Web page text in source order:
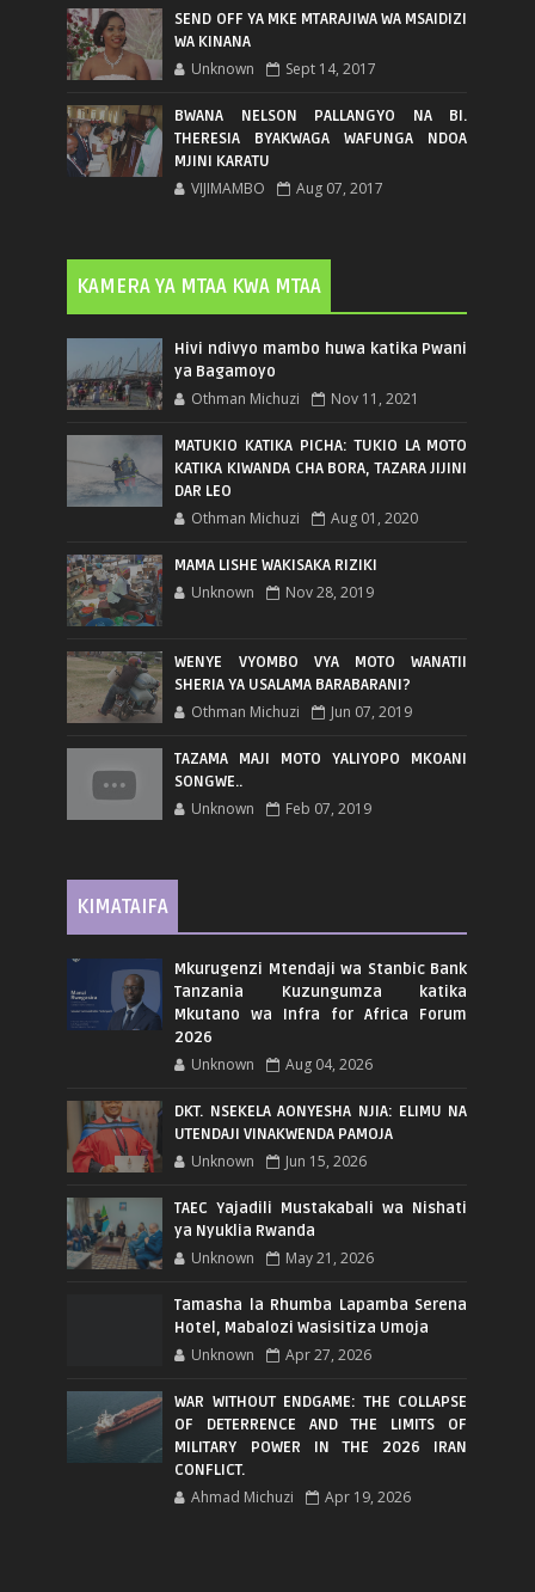
SEND OFF YA MKE MTARAJIWA WA MSAIDIZI
WA KINANA
Unknown Sept 14, 2017
BWANA NELSON PALLANGYO NA BI.
THERESIA BYAKWAGA WAFUNGA NDOA
MJINI KARATU
VIJIMAMBO Aug 07, 2017
KAMERA YA MTAA KWA MTAA
Hivi ndivyo mambo huwa katika Pwani
ya Bagamoyo
Othman Michuzi Nov 11, 2021
MATUKIO KATIKA PICHA: TUKIO LA MOTO
KATIKA KIWANDA CHA BORA, TAZARA JIJINI
DAR LEO
Othman Michuzi Aug 01, 2020
MAMA LISHE WAKISAKA RIZIKI
Unknown Nov 28, 2019
WENYE VYOMBO VYA MOTO WANATII
SHERIA YA USALAMA BARABARANI?
Othman Michuzi Jun 07, 2019
TAZAMA MAJI MOTO YALIYOPO MKOANI
SONGWE..
Unknown Feb 07, 2019
KIMATAIFA
Mkurugenzi Mtendaji wa Stanbic Bank
Tanzania Kuzungumza katika
Mkutano wa Infra for Africa Forum
2026
Unknown Aug 04, 2026
DKT. NSEKELA AONYESHA NJIA: ELIMU NA
UTENDAJI VINAKWENDA PAMOJA
Unknown Jun 15, 2026
TAEC Yajadili Mustakabali wa Nishati
ya Nyuklia Rwanda
Unknown May 21, 2026
Tamasha la Rhumba Lapamba Serena
Hotel, Mabalozi Wasisitiza Umoja
Unknown Apr 27, 2026
WAR WITHOUT ENDGAME: THE COLLAPSE
OF DETERRENCE AND THE LIMITS OF
MILITARY POWER IN THE 2026 IRAN
CONFLICT.
Ahmad Michuzi Apr 19, 2026